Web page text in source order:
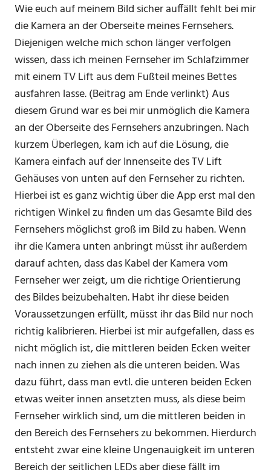
Wie euch auf meinem Bild sicher auffällt fehlt bei mir
die Kamera an der Oberseite meines Fernsehers.
Diejenigen welche mich schon länger verfolgen
wissen, dass ich meinen Fernseher im Schlafzimmer
mit einem TV Lift aus dem Fußteil meines Bettes
ausfahren lasse. (Beitrag am Ende verlinkt) Aus
diesem Grund war es bei mir unmöglich die Kamera
an der Oberseite des Fernsehers anzubringen. Nach
kurzem Überlegen, kam ich auf die Lösung, die
Kamera einfach auf der Innenseite des TV Lift
Gehäuses von unten auf den Fernseher zu richten.
Hierbei ist es ganz wichtig über die App erst mal den
richtigen Winkel zu finden um das Gesamte Bild des
Fernsehers möglichst groß im Bild zu haben. Wenn
ihr die Kamera unten anbringt müsst ihr außerdem
darauf achten, dass das Kabel der Kamera vom
Fernseher wer zeigt, um die richtige Orientierung
des Bildes beizubehalten. Habt ihr diese beiden
Voraussetzungen erfüllt, müsst ihr das Bild nur noch
richtig kalibrieren. Hierbei ist mir aufgefallen, dass es
nicht möglich ist, die mittleren beiden Ecken weiter
nach innen zu ziehen als die unteren beiden. Was
dazu führt, dass man evtl. die unteren beiden Ecken
etwas weiter innen ansetzten muss, als diese beim
Fernseher wirklich sind, um die mittleren beiden in
den Bereich des Fernsehers zu bekommen. Hierdurch
entsteht zwar eine kleine Ungenauigkeit im unteren
Bereich der seitlichen LEDs aber diese fällt im